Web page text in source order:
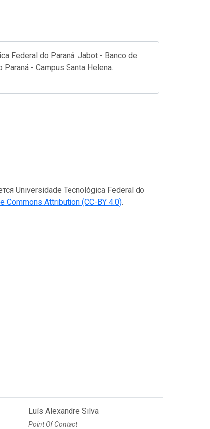
Federal do Paraná. Jabot - Banco de
- Campus Santa Helena.
Universidade Tecnológica Federal do
Commons Attribution (CC-BY 4.0).
Luís Alexandre Silva
Point Of Contact